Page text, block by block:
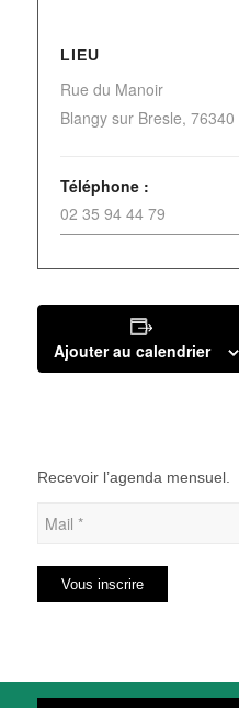
LIEU
Rue du Manoir
Blangy sur Bresle, 76340
Téléphone :
02 35 94 44 79
Ajouter au calendrier
Recevoir l’agenda mensuel.